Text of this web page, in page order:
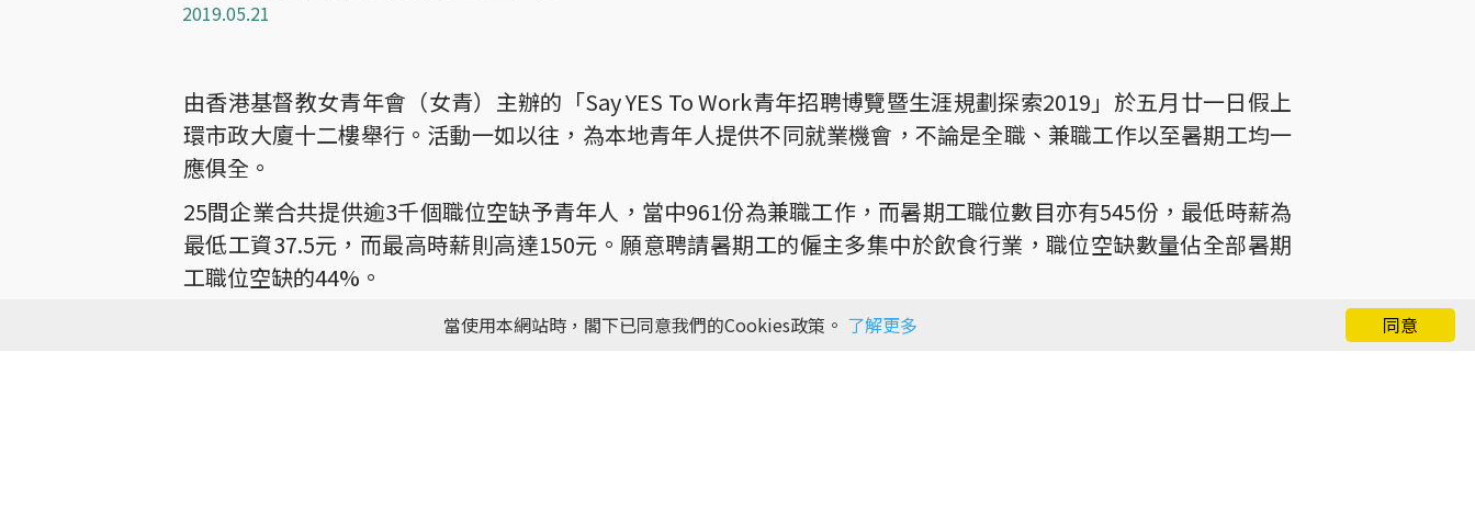
2019.05.21
由香港基督教女青年會（女青）主辦的「Say YES To Work青年招聘博覽暨生涯規劃探索2019」於五月廿一日假上
環市政大廈十二樓舉行。活動一如以往，為本地青年人提供不同就業機會，不論是全職、兼職工作以至暑期工均一
應俱全。
25間企業合共提供逾3千個職位空缺予青年人，當中961份為兼職工作，而暑期工職位數目亦有545份，最低時薪為
最低工資37.5元，而最高時薪則高達150元。願意聘請暑期工的僱主多集中於飲食行業，職位空缺數量佔全部暑期
工職位空缺的44%。
大會今年除提供職位空缺外，更分別推出五天及一個月的工作實習機會。此外，大會亦特別與八間知名企業包括香
同意
當使用本網站時，閣下已同意我們的Cookies政策。 了解更多